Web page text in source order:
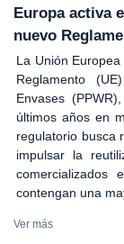
Europa activa
nuevo
La Unión
Reglamento
Envases
últimos años en
regulatorio busca
impulsar la
comercializados
contengan una
Ver más